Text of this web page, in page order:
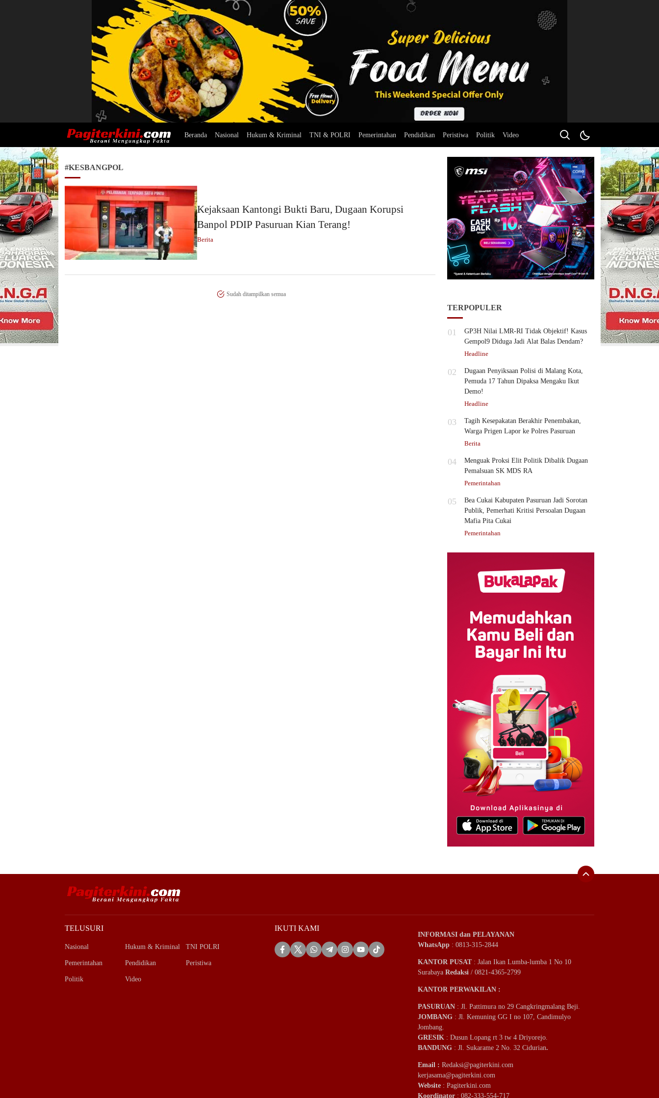
Beranda Nasional Hukum & Kriminal TNI & POLRI Pemerintahan Pendidikan Peristiwa Politik Video
#KESBANGPOL
Kejaksaan Kantongi Bukti Baru, Dugaan Korupsi
Banpol PDIP Pasuruan Kian Terang!
Berita
Sudah ditampilkan semua
TERPOPULER
01
GP3H Nilai LMR-RI Tidak Objektif! Kasus
Gempol9 Diduga Jadi Alat Balas Dendam?
Headline
02
Dugaan Penyiksaan Polisi di Malang Kota,
Pemuda 17 Tahun Dipaksa Mengaku Ikut
Demo!
Headline
03
Tagih Kesepakatan Berakhir Penembakan,
Warga Prigen Lapor ke Polres Pasuruan
Berita
04
Menguak Proksi Elit Politik Dibalik Dugaan
Pemalsuan SK MDS RA
Pemerintahan
05
Bea Cukai Kabupaten Pasuruan Jadi Sorotan
Publik, Pemerhati Kritisi Persoalan Dugaan
Mafia Pita Cukai
Pemerintahan
TELUSURI
Nasional Hukum & Kriminal TNI POLRI
Pemerintahan Pendidikan Peristiwa
Politik Video
IKUTI KAMI
INFORMASI dan PELAYANAN
WhatsApp : 0813-315-2844
KANTOR PUSAT: Jalan Ikan Lumba-lumba 1 No 10
Surabaya Redaksi / 0821-4365-2799
KANTOR PERWAKILAN :
PASURUAN : Jl. Pattimura no 29 Cangkringmalang Beji.
JOMBANG : Jl. Kemuning GG I no 107, Candimulyo
Jombang.
GRESIK : Dusun Lopang rt 3 tw 4 Driyorejo.
BANDUNG : Jl. Sukarame 2 No. 32 Cidurian.
Email : Redaksi@pagiterkini.com
kerjasama@pagiterkini.com
Website : Pagiterkini.com
Koordinator : 082-333-554-717